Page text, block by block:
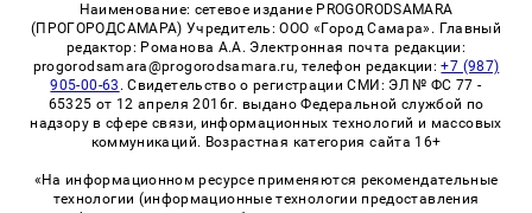
Наименование: сетевое издание PROGORODSAMARA
(ПРОГОРОДСАМАРА) Учредитель: ООО «Город Самара». Главный
редактор: Романова А.А. Электронная почта редакции:
progorodsamara@progorodsamara.ru, телефон редакции:+7 (987)
905-00-63 . Свидетельство о регистрации СМИ: ЭЛ № ФС 77 -
65325 от 12 апреля 2016г. выдано Федеральной службой по
надзору в сфере связи, информационных технологий и массовых
коммуникаций. Возрастная категория сайта 16+
«На информационном ресурсе применяются рекомендательные
технологии (информационные технологии предоставления